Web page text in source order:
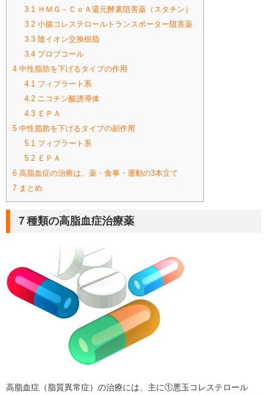
3.1ＨＭＧ－ＣｏＡ還元酵素阻害薬（スタチン）
3.2小腸コレステロールトランスポーター阻害薬
3.3陰イオン交換樹脂
3.4プロブコール
4 中性脂肪を下げるタイプの作用
4.1フィブラート系
4.2ニコチン酸誘導体
4.3ＥＰＡ
5 中性脂肪を下げるタイプの副作用
5.1フィブラート系
5.2ＥＰＡ
6 高脂血症の治療は、薬・食事・運動の3本立て
7 まとめ
７種類の高脂血症治療薬
高脂血症（脂質異常症）の治療には、主に①悪玉コレステロール